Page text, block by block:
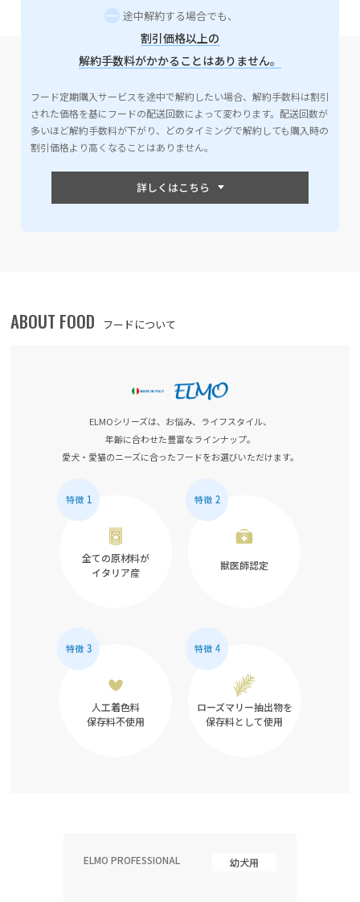
途中解約する場合でも、
割引価格以上の
解約手数料がかかることはありません。
フード定期購入サービスを途中で解約したい場合、解約手数料は割引
された価格を基にフードの配送回数によって変わります。配送回数が
多いほど解約手数料が下がり、どのタイミングで解約しても購入時の
割引価格より高くなることはありません。
ABOUT FOOD フードについて
ELMOシリーズは、お悩み、ライフスタイル、
年齢に合わせた豊富なラインナップ。
愛犬・愛猫のニーズに合ったフードをお選びいただけます。
全ての原材料が
イタリア産
獣医師認定
人工着色料
保存料不使用
ローズマリー抽出物を
保存料として使用
ELMO PROFESSIONAL 幼犬用